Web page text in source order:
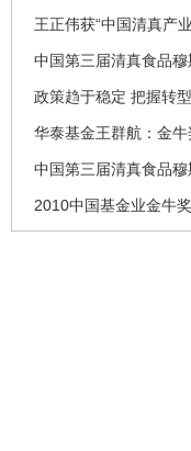
王正伟获“中国清真产
中国第三届清真食品
政策趋于稳定 把握转
华泰基金王群航：金
中国第三届清真食品
2010中国基金业金牛